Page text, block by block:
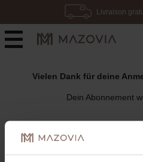
100 jours
Délai de
Livraison
Vielen Dank für deine
Dein Abonnement